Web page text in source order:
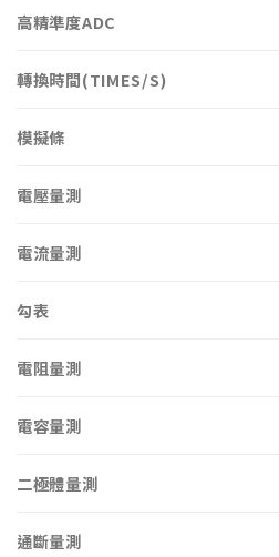
高精準度ADC
轉換時間(TIMES/S)
模擬條
電壓量測
電流量測
勾表
電阻量測
電容量測
二極體量測
通斷量測